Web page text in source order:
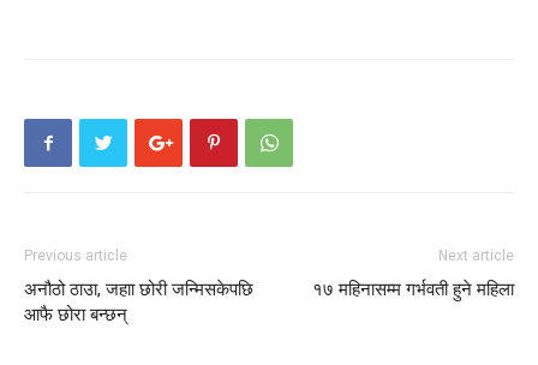
Previous article
अनौठो ठाउा, जहाा छोरी जन्मिसकेपछि
आफै छोरा बन्छन्
Next article
१७ महिनासम्म गर्भवती हुने महिला